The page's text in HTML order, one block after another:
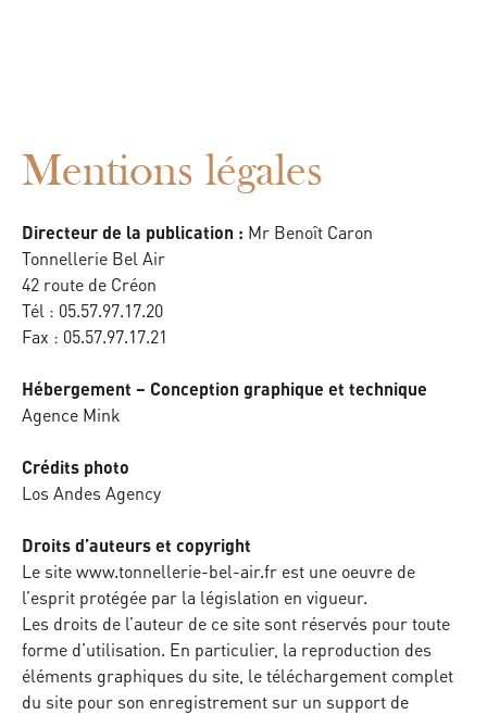
Mentions légales
Directeur de la publication : Mr Benoît Caron
Tonnellerie Bel Air
42 route de Créon
Tél : 05.57.97.17.20
Fax : 05.57.97.17.21
Hébergement – Conception graphique et technique
Agence Mink
Crédits photo
Los Andes Agency
Droits d’auteurs et copyright
Le site www.tonnellerie-bel-air.fr est une oeuvre de
l’esprit protégée par la législation en vigueur.
Les droits de l’auteur de ce site sont réservés pour toute
forme d’utilisation. En particulier, la reproduction des
éléments graphiques du site, le téléchargement complet
du site pour son enregistrement sur un support de